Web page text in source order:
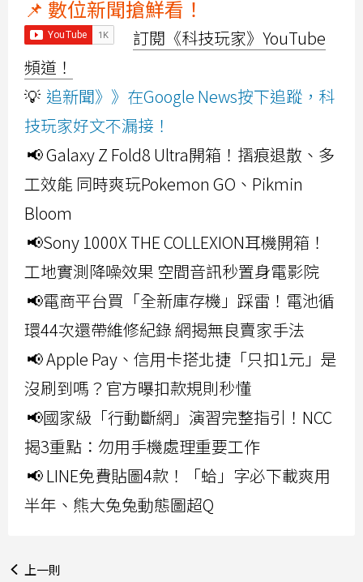
📌 數位新聞搶鮮看！
訂閱《科技玩家》YouTube
頻道！
💡 追新聞》》在Google News按下追蹤，科
技玩家好文不漏接！
📢 Galaxy Z Fold8 Ultra開箱！摺痕退散、多
工效能 同時爽玩Pokemon GO、Pikmin
Bloom
📢Sony 1000X THE COLLEXION耳機開箱！
工地實測降噪效果 空間音訊秒置身電影院
📢電商平台買「全新庫存機」踩雷！電池循
環44次還帶維修紀錄 網揭無良賣家手法
📢 Apple Pay、信用卡搭北捷「只扣1元」是
沒刷到嗎？官方曝扣款規則秒懂
📢國家級「行動斷網」演習完整指引！NCC
揭3重點：勿用手機處理重要工作
📢 LINE免費貼圖4款！「蛤」字必下載爽用
半年、熊大兔兔動態圖超Q
上一則